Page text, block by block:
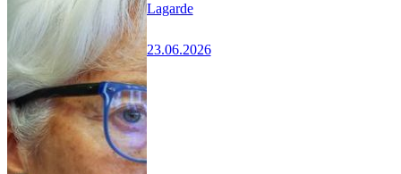
Lagarde
23.06.2026